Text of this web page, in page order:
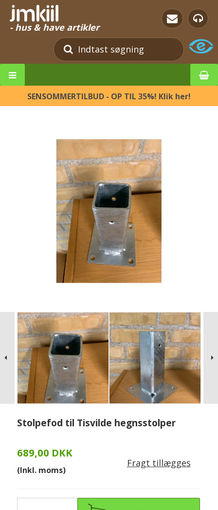
- hus & have artikler
SENSOMMERTILBUD - OP TIL 35%! Klik her!
Stolpefod til Tisvilde hegnsstolper
689,00 DKK
(Inkl. moms)
Fragt tillægges